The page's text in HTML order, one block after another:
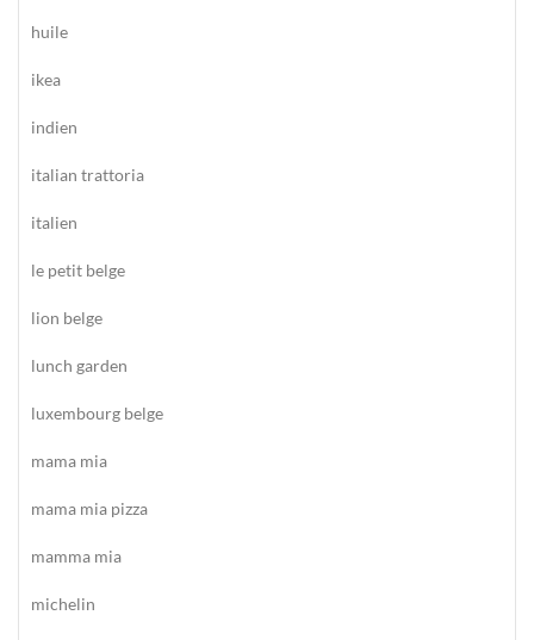
huile
ikea
indien
italian trattoria
italien
le petit belge
lion belge
lunch garden
luxembourg belge
mama mia
mama mia pizza
mamma mia
michelin